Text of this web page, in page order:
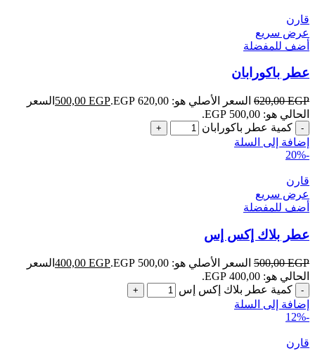
قارن
عرض سريع
أضف للمفضلة
عطر باكورابان
620,00EGP السعر الأصلي هو: 620,00 EGP. 500,00 EGP
السعر
الحالي هو: 500,00 EGP.
كمية عطر باكورابان
إضافة إلى السلة
-20%
قارن
عرض سريع
أضف للمفضلة
عطر بلاك إكس إس
500,00EGP السعر الأصلي هو: 500,00 EGP. 400,00 EGP
السعر
الحالي هو: 400,00 EGP.
كمية عطر بلاك إكس إس
إضافة إلى السلة
-12%
قارن